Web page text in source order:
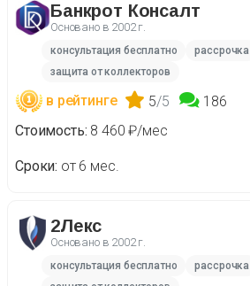
Банкрот Консалт
Основано в 2002 г.
консультация бесплатно
рассрочка
защита от коллекторов
в рейтинге 5/5
186
Стоимость 8 460 ₽/мес
Сроки от 6 мес.
2Лекс
Основано в 2002 г.
консультация бесплатно
рассрочка